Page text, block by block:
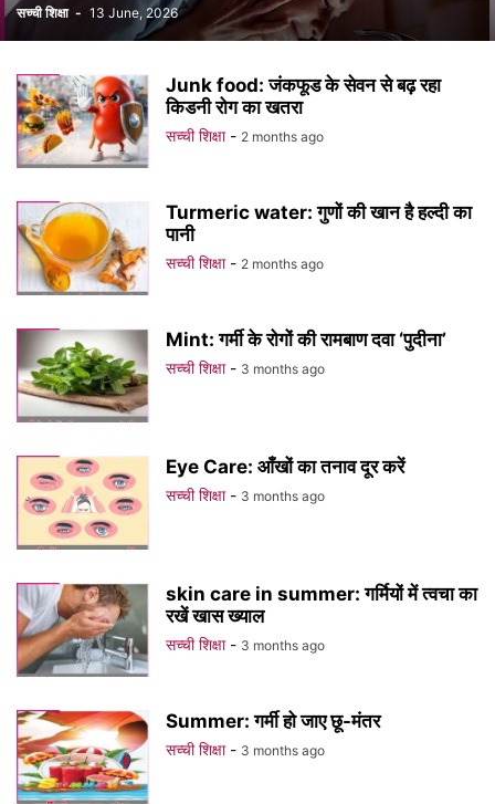
सच्ची शिक्षा - 13 June, 2026
Junk food: जंकफूड के सेवन से बढ़ रहा
किडनी रोग का खतरा
सच्ची शिक्षा - 2 months ago
Turmeric water: गुणों की खान है हल्दी का
पानी
सच्ची शिक्षा - 2 months ago
Mint: गर्मी के रोगों की रामबाण दवा ‘पुदीना’
सच्ची शिक्षा - 3 months ago
Eye Care: आँखों का तनाव दूर करें
सच्ची शिक्षा - 3 months ago
skin care in summer: गर्मियों में त्वचा का
रखें खास ख्याल
सच्ची शिक्षा - 3 months ago
Summer: गर्मी हो जाए छू-मंतर
सच्ची शिक्षा - 3 months ago